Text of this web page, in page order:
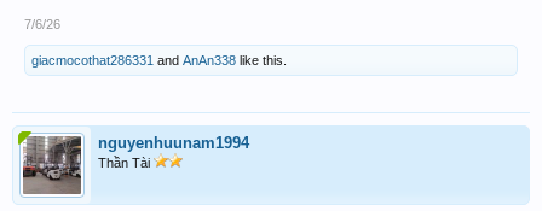
7/6/26
giacmocothat286331 and AnAn338 like this.
nguyenhuunam1994
Thần Tài